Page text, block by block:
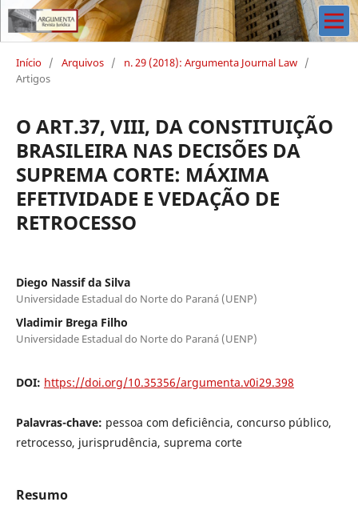
Início / Arquivos / n. 29 (2018): Argumenta Journal Law /
Artigos
O ART.37, VIII, DA CONSTITUIÇÃO
BRASILEIRA NAS DECISÕES DA
SUPREMA CORTE: MÁXIMA
EFETIVIDADE E VEDAÇÃO DE
RETROCESSO
Diego Nassif da Silva
Universidade Estadual do Norte do Paraná (UENP)
Vladimir Brega Filho
Universidade Estadual do Norte do Paraná (UENP)
DOI: https://doi.org/10.35356/argumenta.v0i29.398
Palavras-chave: pessoa com deficiência, concurso público,
retrocesso, jurisprudência, suprema corte
Resumo